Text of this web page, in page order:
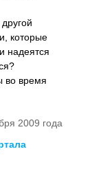
которые
надеятся
во время
2009 года